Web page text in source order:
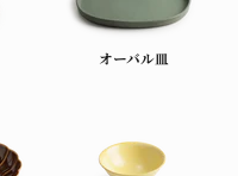
オーバル皿